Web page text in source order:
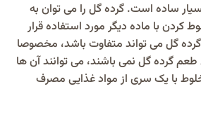
ساده است. گرده گل را می توان به
با ماده دیگر مورد استفاده قرار
گل می تواند متفاوت باشد، مخصوصا
طعم گرده گل نمی باشند، می توانند آن ها
با یک سری از مواد غذایی مصرف